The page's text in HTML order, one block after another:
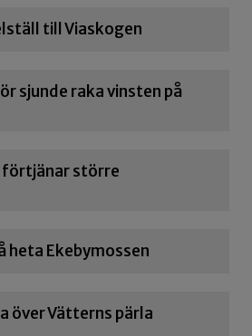
till Viaskogen
sjunde raka vinsten på
större
heta Ekebymossen
över Vätterns pärla